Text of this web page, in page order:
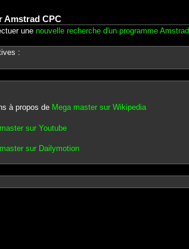
Amstrad CPC
une nouvelle recherche d'un programme Amstrad
:
à propos de Mega master sur Wikipedia
sur Youtube
sur Dailymotion